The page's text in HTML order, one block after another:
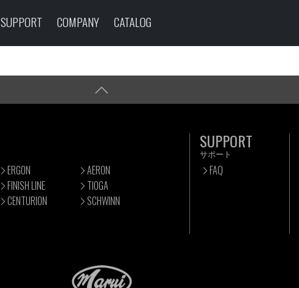
SUPPORT COMPANY CATALOG
ERGON
AERON
FINISH LINE
TIOGA
CENTURION
SCHWINN
SUPPORT
サポート
FAQ